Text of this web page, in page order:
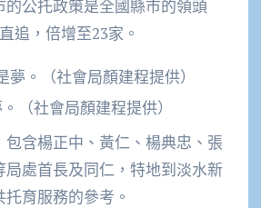
公托政策是全國縣市的領頭
追，倍增至23家。
（社會局顏建程提供）
含楊正中、黃仁、楊典忠、張
處首長及同仁，特地到淡水新
育服務的參考。